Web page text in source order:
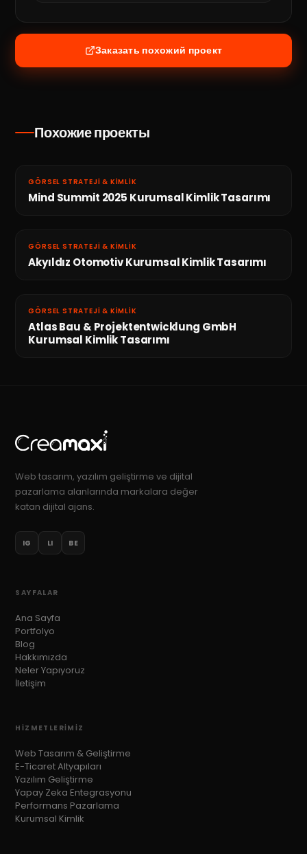
Заказать похожий проект
Похожие проекты
GÖRSEL STRATEJI & KIMLIK
Mind Summit 2025 Kurumsal Kimlik Tasarımı
GÖRSEL STRATEJI & KIMLIK
Akyıldız Otomotiv Kurumsal Kimlik Tasarımı
GÖRSEL STRATEJI & KIMLIK
Atlas Bau & Projektentwicklung GmbH
Kurumsal Kimlik Tasarımı
Web tasarım, yazılım geliştirme ve dijital
pazarlama alanlarında markalara değer
katan dijital ajans.
IG LI BE
SAYFALAR
Ana Sayfa
Portfolyo
Blog
Hakkımızda
Neler Yapıyoruz
İletişim
HIZMETLERIMIZ
Web Tasarım & Geliştirme
E-Ticaret Altyapıları
Yazılım Geliştirme
Yapay Zeka Entegrasyonu
Performans Pazarlama
Kurumsal Kimlik